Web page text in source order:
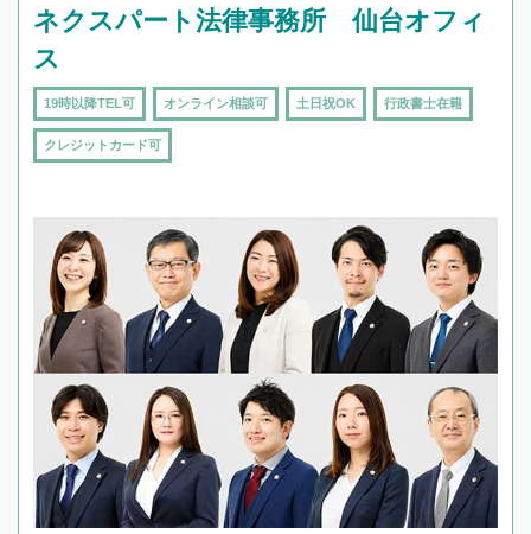
ネクスパート法律事務所 仙台オフィ
ス
19時以降TEL可 オンライン相談可 土日祝OK 行政書士在籍
クレジットカード可